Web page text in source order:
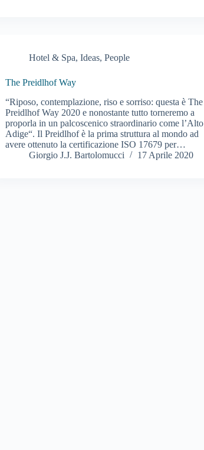
Hotel & Spa,Ideas,People
The Preidlhof Way
“Riposo, contemplazione, riso e sorriso: questa è The
Preidlhof Way 2020 e nonostante tutto torneremo a
proporla in un palcoscenico straordinario come l’Alto
Adige“. Il Preidlhof è la prima struttura al mondo ad
avere ottenuto la certificazione ISO 17679 per…
Giorgio J.J. Bartolomucci
17 Aprile 2020